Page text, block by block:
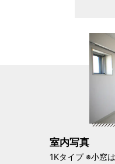
室内写真
1Kタイプ ※小窓